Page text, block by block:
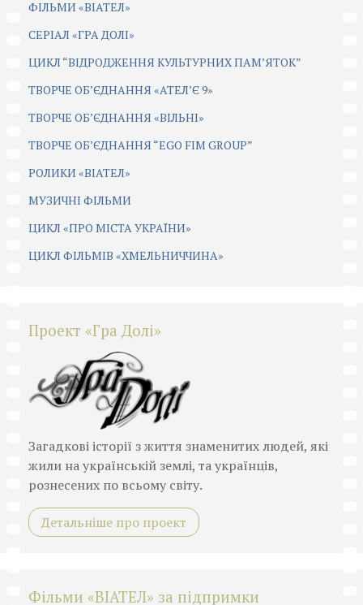
ФІЛЬМИ «ВІАТЕЛ»
СЕРІАЛ «ГРА ДОЛІ»
ЦИКЛ “ВІДРОДЖЕННЯ КУЛЬТУРНИХ ПАМ’ЯТОК”
ТВОРЧЕ ОБ’ЄДНАННЯ «АТЕЛ’Є 9»
ТВОРЧЕ ОБ’ЄДНАННЯ «ВІЛЬНІ»
ТВОРЧЕ ОБ’ЄДНАННЯ “EGO FIM GROUP”
РОЛИКИ «ВІАТЕЛ»
МУЗИЧНІ ФІЛЬМИ
ЦИКЛ «ПРО МІСТА УКРАЇНИ»
ЦИКЛ ФІЛЬМІВ «ХМЕЛЬНИЧЧИНА»
Проект «Гра Долі»
Загадкові історії з життя знаменитих людей, які
жили на українській землі, та українців,
рознесених по всьому світу.
Детальніше про проект
Фільми «ВІАТЕЛ» за підпримки